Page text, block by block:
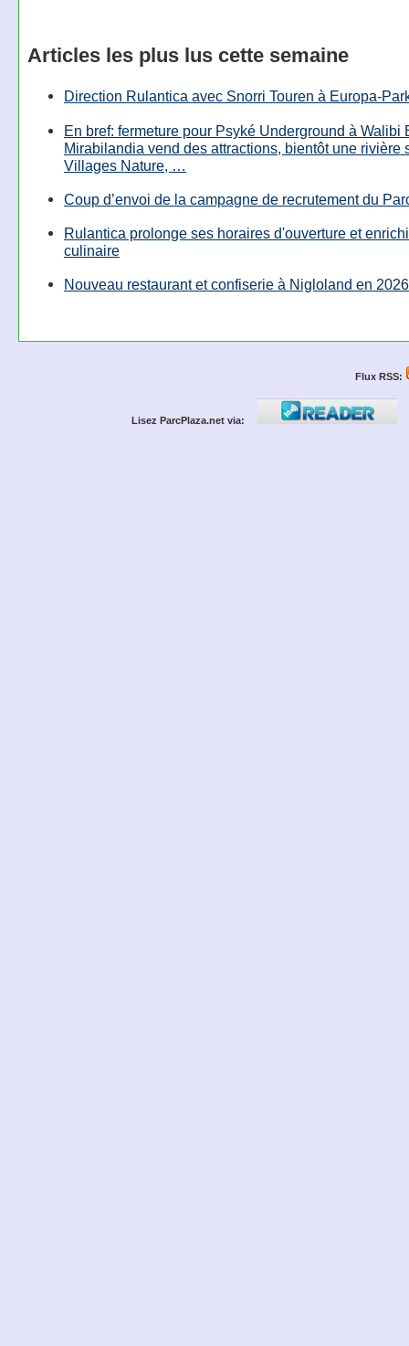
Articles les plus lus cette semaine
Direction Rulantica avec Snorri Touren à Europa-
En bref: fermeture pour Psyké Underground à Walibi
Mirabilandia vend des attractions, bientôt une rivière
Villages Nature, …
Coup d’envoi de la campagne de recrutement du
Rulantica prolonge ses horaires d'ouverture et
culinaire
Nouveau restaurant et confiserie à Nigloland en 2026
Flux RSS:
Lisez ParcPlaza.net via: